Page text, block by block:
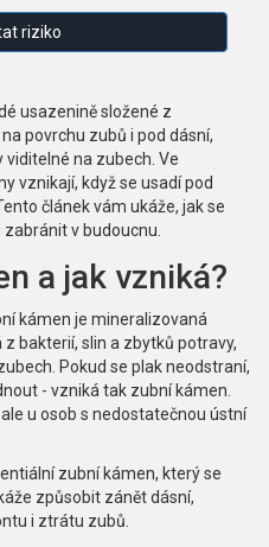
riziko
usazenině složené z
povrchu zubů i pod dásní,
na zubech. Ve
vznikají, když se usadí pod
článek vám ukáže, jak se
v budoucnu.
a jak vzniká?
kámen je mineralizovaná
z bakterií, slin a zbytků potravy,
Pokud se plak neodstraní,
- vzniká tak zubní kámen.
u osob s nedostatečnou ústní
zubní kámen, který se
způsobit zánět dásní,
i ztrátu zubů.